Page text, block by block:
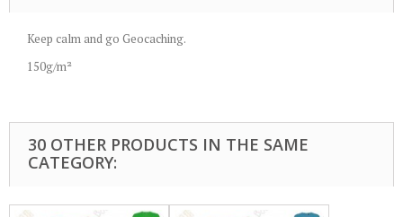
Keep calm and go Geocaching.
150g/m²
30 OTHER PRODUCTS IN THE SAME
CATEGORY: